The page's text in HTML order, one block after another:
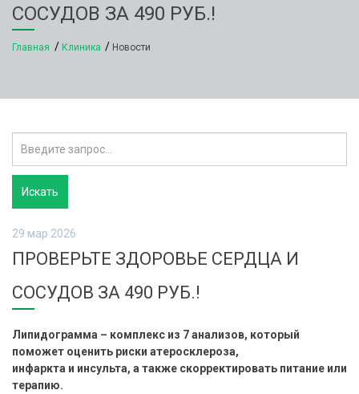
СОСУДОВ ЗА 490 РУБ.!
Главная Клиника Новости
29 мар 2026
ПРОВЕРЬТЕ ЗДОРОВЬЕ СЕРДЦА И
СОСУДОВ ЗА 490 РУБ.!
Липидограмма – комплекс из 7 анализов, который
поможет оценить риски атеросклероза,
инфаркта и инсульта, а также скорректировать питание или
терапию.